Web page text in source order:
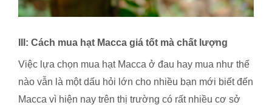
III: Cách mua hạt Macca giá tốt mà chất lượng
Việc lựa chọn mua hạt Macca ở đau hay mua như thế
nào vẫn là một dấu hỏi lớn cho nhiều bạn mới biết đến
Macca vì hiện nay trên thị trường có rất nhiều cơ sở